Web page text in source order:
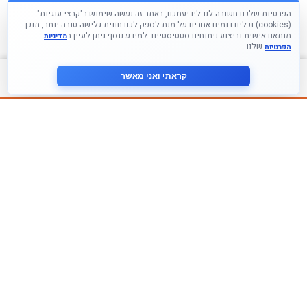
צור קשר
הפרטיות שלכם חשובה לנו לידיעתכם, באתר זה נעשה שימוש ב"קבצי עוגיות"
(cookies) וכלים דומים אחרים על מנת לספק לכם חווית גלישה טובה יותר, תוכן
מותאם אישית וביצוע ניתוחים סטטיסטיים. למידע נוסף ניתן לעיין במדיניות
הפרטיות שלנו
קראתי ואני מאשר